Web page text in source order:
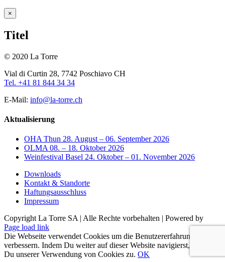
Close
product
view
×
Titel
© 2020 La Torre
Vial di Curtin 28, 7742 Poschiavo CH
Tel. +41 81 844 34 34
E-Mail: info@la-torre.ch
Aktualisierung
OHA Thun 28. August – 06. September 2026
OLMA 08. – 18. Oktober 2026
Weinfestival Basel 24. Oktober – 01. November 2026
Downloads
Kontakt & Standorte
Haftungsausschluss
Impressum
Copyright La Torre SA | Alle Rechte vorbehalten | Powered by
Facebook
Page load link
Die Webseite verwendet Cookies um die Benutzererfahrung zu
verbessern. Indem Du weiter auf dieser Website navigierst, stimmst
Du unserer Verwendung von Cookies zu. OK